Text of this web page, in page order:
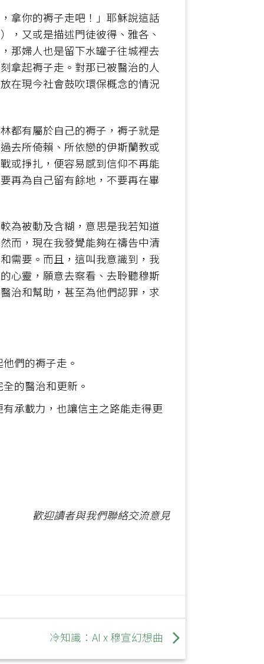
拿你的褥子走吧！」耶穌說這話
，又或是描述門徒彼得、雅各、
那婦人也是留下水罐子往城裡去
拿起褥子走。對那已被醫治的人
在現今社會鼓吹環保概念的情況
都有屬於自己的褥子，褥子就是
去所倚賴、所依戀的伊斯蘭教或
或掙扎，便容易感到信仰不再能
再為自己留有餘地，不要再在畢
為被動及含糊，意思是我若知道
而，現在我發覺能夠在禱告中清
需要。而且，這叫我意識到，我
心靈，願意去察看、去聆聽穆斯
治和幫助，甚至為他們認罪，求
們的褥子走。
的醫治和更新。
承載力，也讓信主之路能走得更
歡迎讀者與我們聯絡交流意見
冷知識：AI x 穆宣幻想曲